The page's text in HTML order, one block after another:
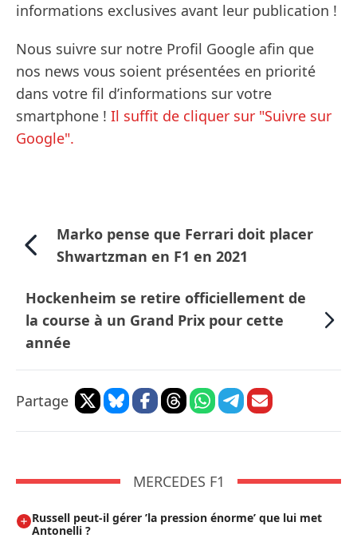
informations exclusives avant leur publication !
Nous suivre sur notre Profil Google afin que
nos news vous soient présentées en priorité
dans votre fil d’informations sur votre
smartphone ! Il suffit de cliquer sur "Suivre sur
Google".
Marko pense que Ferrari doit placer
Shwartzman en F1 en 2021
Hockenheim se retire officiellement de
la course à un Grand Prix pour cette
année
Partage
MERCEDES F1
Russell peut-il gérer ’la pression énorme’ que lui met
Antonelli ?